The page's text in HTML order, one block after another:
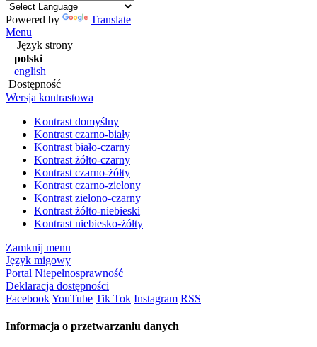
Powered by
Translate
Menu
Język strony
polski
english
Dostępność
Wersja kontrastowa
Kontrast domyślny
Kontrast czarno-biały
Kontrast biało-czarny
Kontrast żółto-czarny
Kontrast czarno-żółty
Kontrast czarno-zielony
Kontrast zielono-czarny
Kontrast żółto-niebieski
Kontrast niebiesko-żółty
Zamknij menu
Język migowy
Portal Niepełnosprawność
Deklaracja dostępności
FacebookYouTube Tik Tok Instagram RSS
Informacja o przetwarzaniu danych